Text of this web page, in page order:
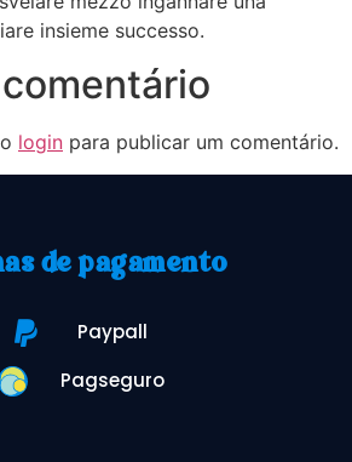
insieme successo.
login para publicar um comentário.
de pagamento
Paypall
Pagseguro